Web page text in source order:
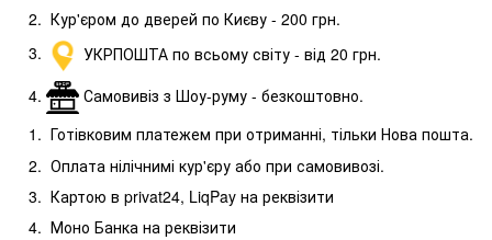
Кур'єром до дверей по Києву - 200 грн.
УКРПОШТА по всьому світу - від 20 грн.
Самовивіз з Шоу-руму - безкоштовно.
Готівковим платежем при отриманні, тільки Нова пошта.
Оплата нілічнимі кур'єру або при самовивозі.
Картою в privat24, LiqPay на реквізити
Моно Банка на реквізити